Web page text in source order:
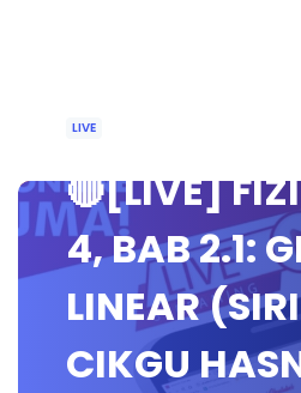
LIVE
🔴[LIVE]
4, BAB 2.1:
LINEAR
CIKGU